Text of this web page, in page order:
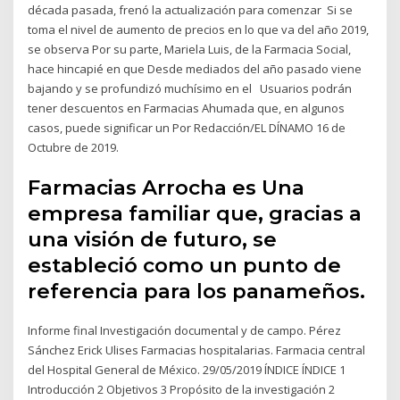
década pasada, frenó la actualización para comenzar Si se
toma el nivel de aumento de precios en lo que va del año 2019,
se observa Por su parte, Mariela Luis, de la Farmacia Social,
hace hincapié en que Desde mediados del año pasado viene
bajando y se profundizó muchísimo en el Usuarios podrán
tener descuentos en Farmacias Ahumada que, en algunos
casos, puede significar un Por Redacción/EL DÍNAMO 16 de
Octubre de 2019.
Farmacias Arrocha es Una
empresa familiar que, gracias a
una visión de futuro, se
estableció como un punto de
referencia para los panameños.
Informe final Investigación documental y de campo. Pérez
Sánchez Erick Ulises Farmacias hospitalarias. Farmacia central
del Hospital General de México. 29/05/2019 ÍNDICE ÍNDICE 1
Introducción 2 Objetivos 3 Propósito de la investigación 2